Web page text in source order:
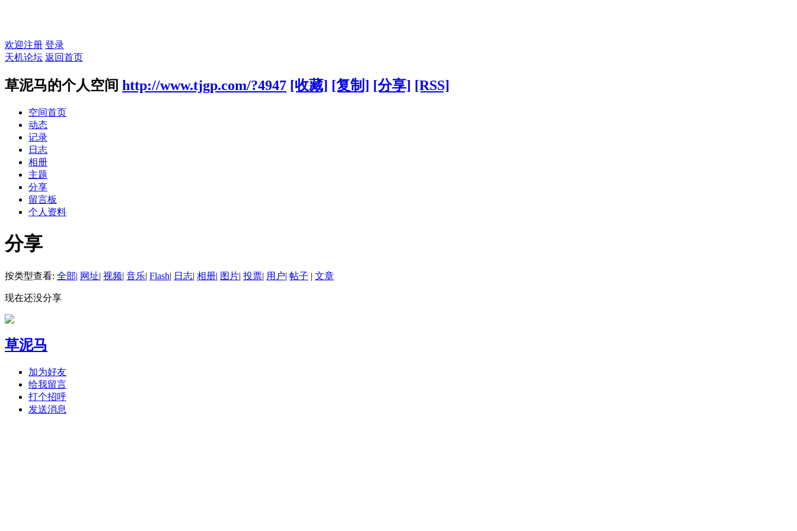
欢迎注册 登录
天机论坛 返回首页
草泥马的个人空间 http://www.tjgp.com/?4947 [收藏] [复制] [分享] [RSS]
空间首页
动态
记录
日志
相册
主题
分享
留言板
个人资料
分享
按类型查看: 全部| 网址| 视频| 音乐| Flash| 日志| 相册| 图片| 投票| 用户| 帖子 | 文章
现在还没分享
草泥马
加为好友
给我留言
打个招呼
发送消息